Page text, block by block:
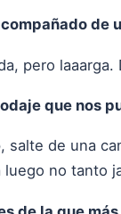
pero
que nos
salte de una
no tanto